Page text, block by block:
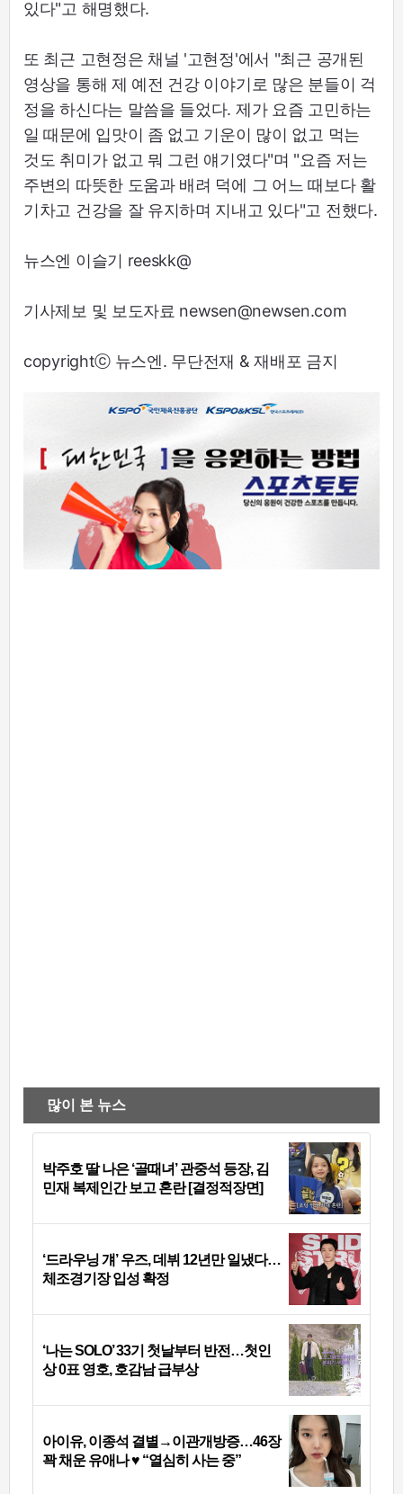
있다"고 해명했다.
또 최근 고현정은 채널 '고현정'에서 "최근 공개된
영상을 통해 제 예전 건강 이야기로 많은 분들이 걱
정을 하신다는 말씀을 들었다. 제가 요즘 고민하는
일 때문에 입맛이 좀 없고 기운이 많이 없고 먹는
것도 취미가 없고 뭐 그런 얘기였다"며 "요즘 저는
주변의 따뜻한 도움과 배려 덕에 그 어느 때보다 활
기차고 건강을 잘 유지하며 지내고 있다"고 전했다.
뉴스엔 이슬기 reeskk@
기사제보 및 보도자료 newsen@newsen.com
copyrightⓒ 뉴스엔. 무단전재 & 재배포 금지
많이 본 뉴스
박주호 딸 나은 ‘골때녀’ 관중석 등장, 김
민재 복제인간 보고 혼란 [결정적장면]
‘드라우닝 걔’ 우즈, 데뷔 12년만 일냈다…
체조경기장 입성 확정
‘나는 SOLO’ 33기 첫날부터 반전…첫인
상 0표 영호, 호감남 급부상
아이유, 이종석 결별→이관개방증…46장
꽉 채운 유애나 ♥ “열심히 사는 중”